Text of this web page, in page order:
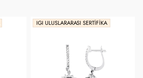
IGI ULUSLARARASI SERTIFIKA